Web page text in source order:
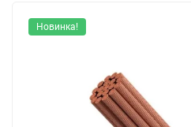
Новинка!